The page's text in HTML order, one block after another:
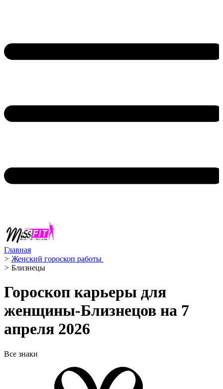
Главная
> Женский гороскоп работы ‍
> Близнецы ️
Гороскоп карьеры для
женщины-Близнецов на 7
апреля 2026
Все знаки